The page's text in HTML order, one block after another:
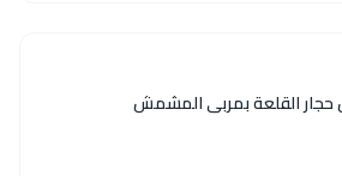
القلعة بمربى المشمش